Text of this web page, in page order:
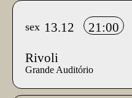
Info sobre horário e bilhetes
sex 13.12 21:00
Rivoli
Grande Auditório